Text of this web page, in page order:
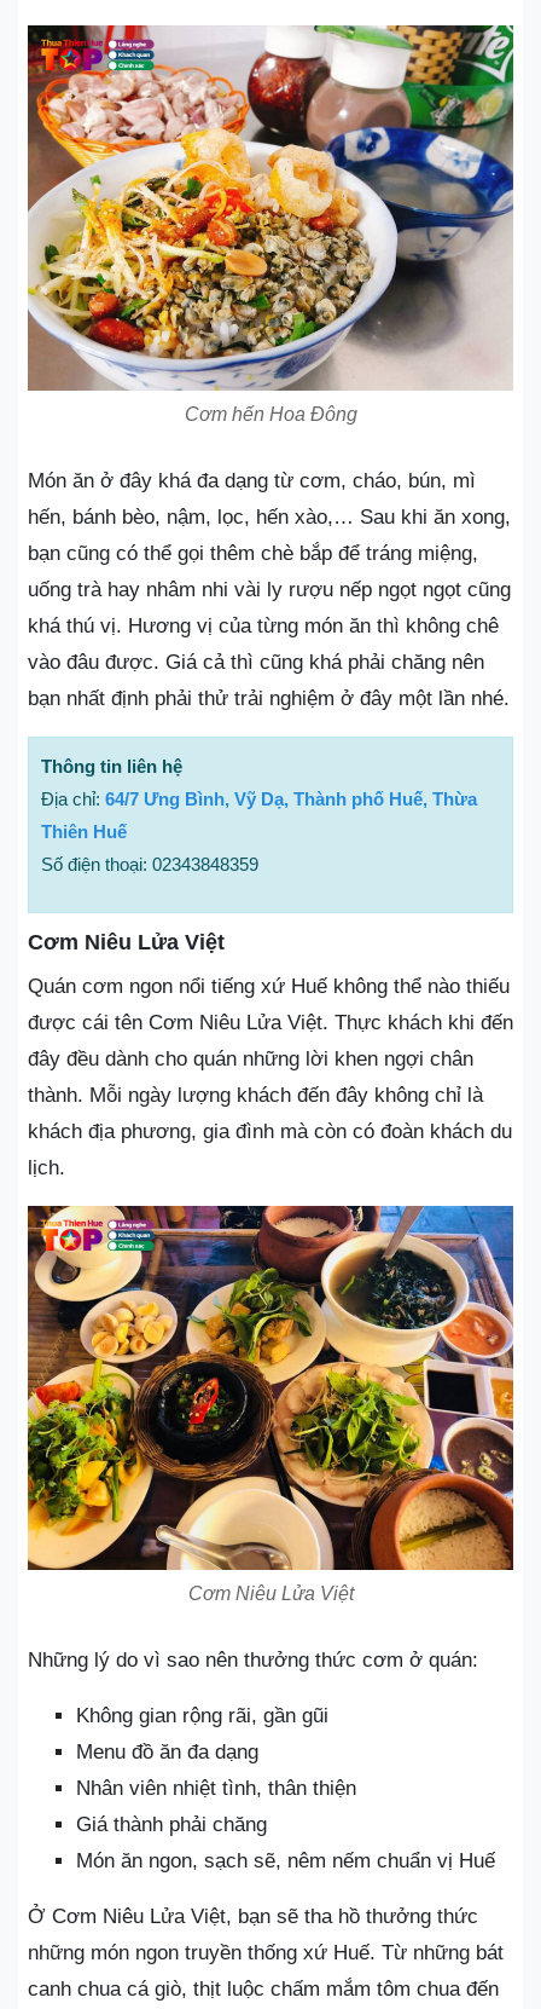
Cơm hến Hoa Đông
Món ăn ở đây khá đa dạng từ cơm, cháo, bún, mì
hến, bánh bèo, nậm, lọc, hến xào,… Sau khi ăn xong,
bạn cũng có thể gọi thêm chè bắp để tráng miệng,
uống trà hay nhâm nhi vài ly rượu nếp ngọt ngọt cũng
khá thú vị. Hương vị của từng món ăn thì không chê
vào đâu được. Giá cả thì cũng khá phải chăng nên
bạn nhất định phải thử trải nghiệm ở đây một lần nhé.
Thông tin liên hệ
Địa chỉ: 64/7 Ưng Bình, Vỹ Dạ, Thành phố Huế, Thừa
Thiên Huế
Số điện thoại: 02343848359
Cơm Niêu Lửa Việt
Quán cơm ngon nổi tiếng xứ Huế không thể nào thiếu
được cái tên Cơm Niêu Lửa Việt. Thực khách khi đến
đây đều dành cho quán những lời khen ngợi chân
thành. Mỗi ngày lượng khách đến đây không chỉ là
khách địa phương, gia đình mà còn có đoàn khách du
lịch.
Cơm Niêu Lửa Việt
Những lý do vì sao nên thưởng thức cơm ở quán:
Không gian rộng rãi, gần gũi
Menu đồ ăn đa dạng
Nhân viên nhiệt tình, thân thiện
Giá thành phải chăng
Món ăn ngon, sạch sẽ, nêm nếm chuẩn vị Huế
Ở Cơm Niêu Lửa Việt, bạn sẽ tha hồ thưởng thức
những món ngon truyền thống xứ Huế. Từ những bát
canh chua cá giò, thịt luộc chấm mắm tôm chua đến